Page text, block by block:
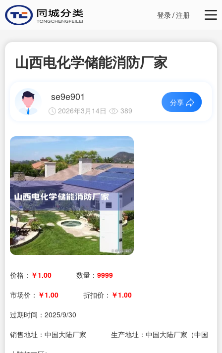
登录/注册
山西电化学储能消防厂家
se9e901
2026年3月14日 389
分享
价格： ￥1.00 数量： 9999
市场价： ￥1.00 折扣价： ￥1.00
过期时间： 2025/9/30
销售地址：中国大陆厂家
生产地址：中国大陆厂家（中国